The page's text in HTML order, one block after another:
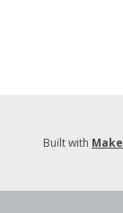
Built with Make